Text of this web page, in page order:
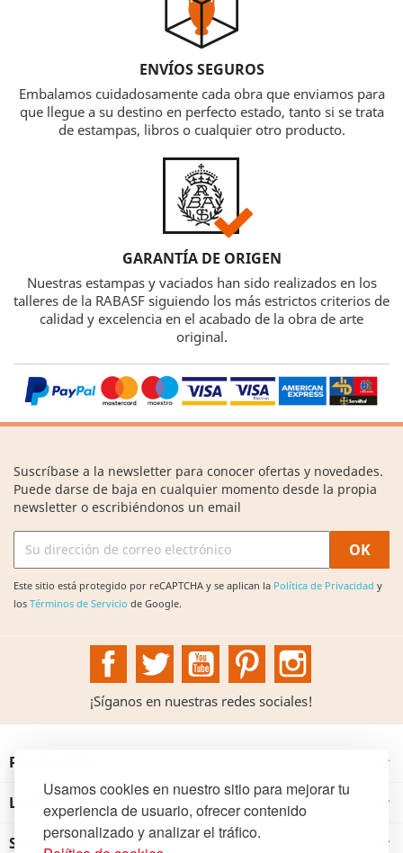
Usamos cookies en nuestro sitio para mejorar tu
experiencia de usuario, ofrecer contenido
personalizado y analizar el tráfico.
ENVÍOS SEGUROS
Embalamos cuidadosamente cada obra que enviamos para
que llegue a su destino en perfecto estado, tanto si se trata
de estampas, libros o cualquier otro producto.
GARANTÍA DE ORIGEN
Nuestras estampas y vaciados han sido realizados en los
talleres de la RABASF siguiendo los más estrictos criterios de
calidad y excelencia en el acabado de la obra de arte
original.
Suscríbase a la newsletter para conocer ofertas y novedades.
Puede darse de baja en cualquier momento desde la propia
newsletter o escribiéndonos un email
Este sitio está protegido por reCAPTCHA y se aplican la Política de Privacidad y
los Términos de Servicio de Google.
FacebookTwitter YouTubePinterest
¡Síganos en nuestras redes sociales!
PRODUCTOS 
LA INSTITUCIÓN 
SU CUENTA 